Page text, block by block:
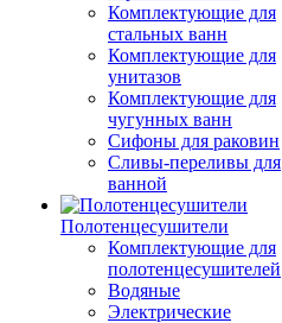
Комплектующие для
стальных ванн
Комплектующие для
унитазов
Комплектующие для
чугунных ванн
Сифоны для раковин
Сливы-переливы для
ванной
Полотенцесушители
Комплектующие для
полотенцесушителей
Водяные
Электрические